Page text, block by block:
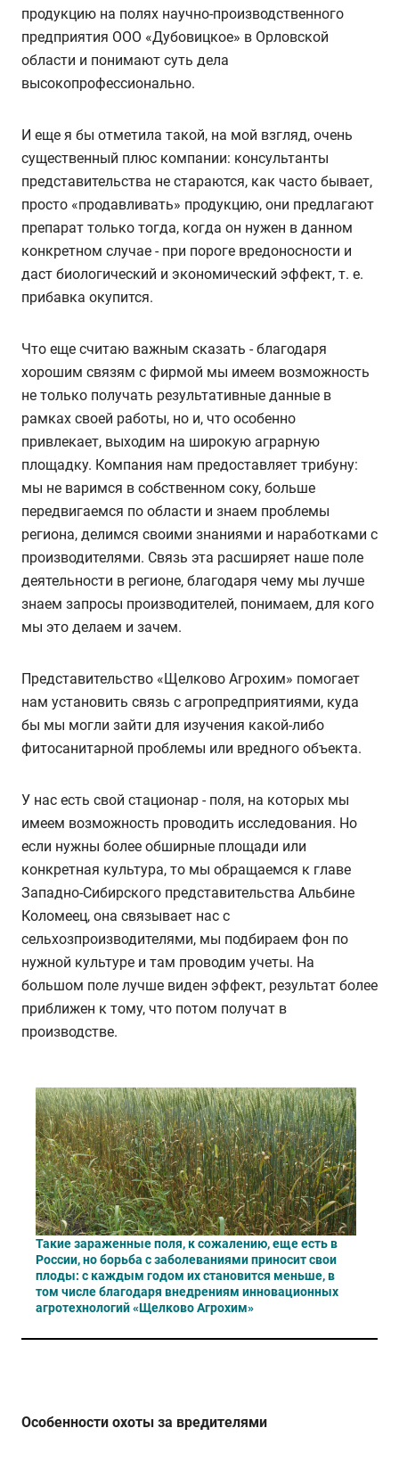
продукцию на полях научно-производственного
предприятия ООО «Дубовицкое» в Орловской
области и понимают суть дела
высокопрофессионально.
И еще я бы отметила такой, на мой взгляд, очень
существенный плюс компании: консультанты
представительства не стараются, как часто бывает,
просто «продавливать» продукцию, они предлагают
препарат только тогда, когда он нужен в данном
конкретном случае - при пороге вредоносности и
даст биологический и экономический эффект, т. е.
прибавка окупится.
Что еще считаю важным сказать - благодаря
хорошим связям с фирмой мы имеем возможность
не только получать результативные данные в
рамках своей работы, но и, что особенно
привлекает, выходим на широкую аграрную
площадку. Компания нам предоставляет трибуну:
мы не варимся в собственном соку, больше
передвигаемся по области и знаем проблемы
региона, делимся своими знаниями и наработками с
производителями. Связь эта расширяет наше поле
деятельности в регионе, благодаря чему мы лучше
знаем запросы производителей, понимаем, для кого
мы это делаем и зачем.
Представительство «Щелково Агрохим» помогает
нам установить связь с агропредприятиями, куда
бы мы могли зайти для изучения какой-либо
фитосанитарной проблемы или вредного объекта.
У нас есть свой стационар - поля, на которых мы
имеем возможность проводить исследования. Но
если нужны более обширные площади или
конкретная культура, то мы обращаемся к главе
Западно-Сибирского представительства Альбине
Коломеец, она связывает нас с
сельхозпроизводителями, мы подбираем фон по
нужной культуре и там проводим учеты. На
большом поле лучше виден эффект, результат более
приближен к тому, что потом получат в
производстве.
Такие зараженные поля, к сожалению, еще есть в
России, но борьба с заболеваниями приносит свои
плоды: с каждым годом их становится меньше, в
том числе благодаря внедрениям инновационных
агротехнологий «Щелково Агрохим»
Особенности охоты за вредителями